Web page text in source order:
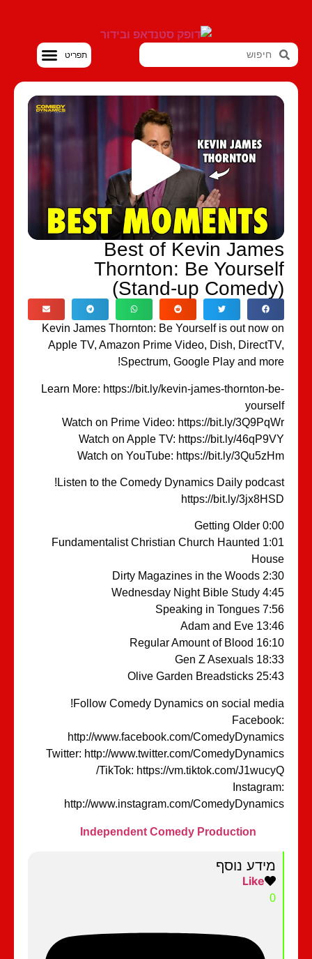
Best of Kevin
Thornton: Be
(Stand-up
Kevin James Thornton: Be Yourself is out now
Apple TV, Amazon Prime Video, Dish,
Spectrum, Google Play and
Learn More: https://bit.ly/kevin-james-thornton-
Watch on Prime Video: https://bit.ly/
Watch on Apple TV: https://bit.ly/
Watch on YouTube: https://bit.ly/
Listen to the Comedy Dynamics Daily
https://bit.ly/
1:01 Fundamentalist Christian Church Haunted
Follow Comedy Dynamics on social
http://www.facebook.com/
Twitter: http://www.twitter.com/
TikTok: https://vm.tiktok.com/
http://www.instagram.com/
Independent Comedy Production
מידע נוסף